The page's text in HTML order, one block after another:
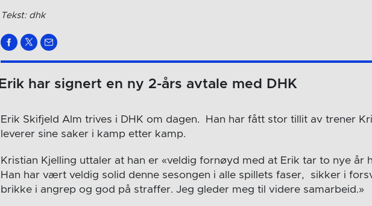
Tekst: dhk
Erik har signert en ny 2-års avtale med DHK
Erik Skifjeld Alm trives i DHK om dagen. Han har fått stor tillit av trener
leverer sine saker i kamp etter kamp.
Kristian Kjelling uttaler at han er «veldig fornøyd med at Erik tar to nye år
Han har vært veldig solid denne sesongen i alle spillets faser, sikker i
brikke i angrep og god på straffer. Jeg gleder meg til videre samarbeid.»